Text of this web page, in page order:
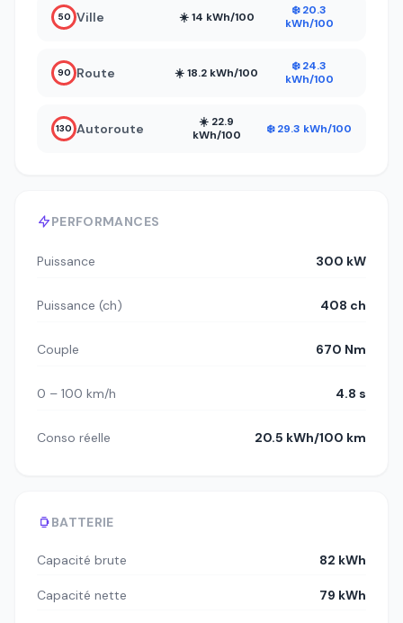
PERFORMANCES
Puissance 300 kW
Puissance (ch) 408 ch
Couple 670 Nm
0 – 100 km/h 4.8 s
Conso réelle 20.5 kWh/100 km
BATTERIE
Capacité brute 82 kWh
Capacité nette 79 kWh
50 Ville ☀️ 14 kWh/100
❄️ 20.3
kWh/100
90 Route ☀️ 18.2 kWh/100
❄️ 24.3
kWh/100
130 Autoroute
☀️ 22.9
kWh/100
❄️ 29.3 kWh/100